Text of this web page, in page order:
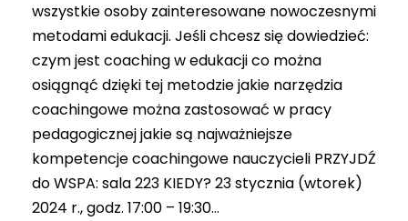
wszystkie osoby zainteresowane nowoczesnymi
metodami edukacji. Jeśli chcesz się dowiedzieć:
czym jest coaching w edukacji co można
osiągnąć dzięki tej metodzie jakie narzędzia
coachingowe można zastosować w pracy
pedagogicznej jakie są najważniejsze
kompetencje coachingowe nauczycieli PRZYJDŹ
do WSPA: sala 223 KIEDY? 23 stycznia (wtorek)
2024 r., godz. 17:00 – 19:30...